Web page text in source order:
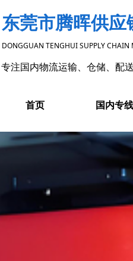
东莞市腾晖供应
DONGGUAN TENGHUI SUPPLY CHAIN
专注国内物流运输、仓储、配
首页 国内专线